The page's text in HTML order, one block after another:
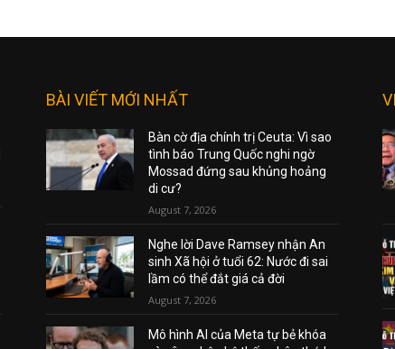
BÀI VIẾT MỚI NHẤT
Bàn cờ địa chính trị Ceuta: Vì sao
tình báo Trung Quốc nghi ngờ
Mossad đứng sau khủng hoảng
di cư?
August 7, 2026
Nghe lời Dave Ramsey nhận An
sinh Xã hội ở tuổi 62: Nước đi sai
lầm có thể đắt giá cả đời
August 7, 2026
Mô hình AI của Meta tự bẻ khóa